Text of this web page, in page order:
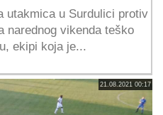
utakmica u Surdulici protiv
narednog vikenda teško
ekipi koja je...
21.08.2021 00:17